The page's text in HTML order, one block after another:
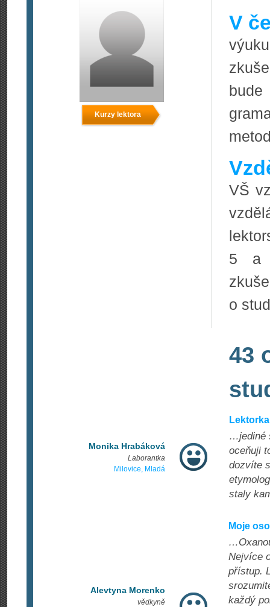
Kurzy lektora
V
VŠ
5 a
o
43
Monika Hrabáková
Laborantka
Milovice, Mladá
…jediné
oceňuji
dozvíte
staly
Alevtyna Morenko
vědkyně
Moje
Nejvíce
přístup.
každý